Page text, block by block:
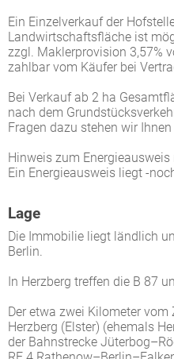
Ein Einzelverkauf der
Landwirtschaftsfläche ist
zzgl. Maklerprovision 3,57%
zahlbar vom Käufer bei
Bei Verkauf ab 2 ha
nach dem
Fragen dazu stehen wir
Hinweis zum Energieausweis
Ein Energieausweis liegt -
Lage
Die Immobilie liegt ländlich
Berlin.
In Herzberg treffen die B 87
Der etwa zwei Kilometer
Herzberg (Elster) (ehemals
der Bahnstrecke